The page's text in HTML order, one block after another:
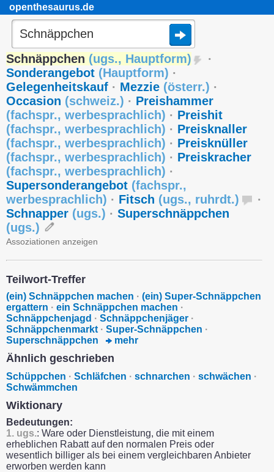
openthesaurus.de
Schnäppchen (ugs., Hauptform)
·
Sonderangebot (Hauptform) ·
Gelegenheitskauf · Mezzie (österr.) ·
Occasion (schweiz.) · Preishammer
(fachspr., werbesprachlich) · Preishit
(fachspr., werbesprachlich) · Preisknaller
(fachspr., werbesprachlich) · Preisknüller
(fachspr., werbesprachlich) · Preiskracher
(fachspr., werbesprachlich) ·
Supersonderangebot (fachspr.,
werbesprachlich) · Fitsch (ugs., ruhrdt.)
·
Schnapper (ugs.) · Superschnäppchen
(ugs.)
Assoziationen anzeigen
Teilwort-Treffer
(ein) Schnäppchen machen · (ein) Super-Schnäppchen
ergattern · ein Schnäppchen machen ·
Schnäppchenjagd · Schnäppchenjäger ·
Schnäppchenmarkt · Super-Schnäppchen ·
Superschnäppchen
mehr
Ähnlich geschrieben
Schüppchen · Schläfchen · schnarchen · schwächen ·
Schwämmchen
Wiktionary
Bedeutungen:
1. ugs.: Ware oder Dienstleistung, die mit einem
erheblichen Rabatt auf den normalen Preis oder
wesentlich billiger als bei einem vergleichbaren Anbieter
erworben werden kann